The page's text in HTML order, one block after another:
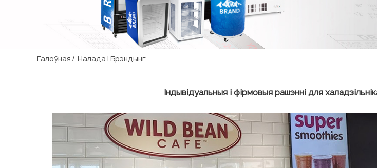
Галоўная Налада І Брэндынг
Індывідуальныя і фірмовыя рашэнні для